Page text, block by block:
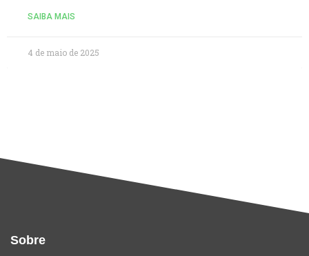
SAIBA MAIS
4 de maio de 2025
Sobre